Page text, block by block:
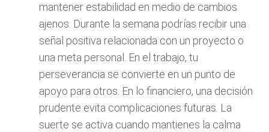
mantener estabilidad en medio de cambios
ajenos. Durante la semana podrías recibir una
señal positiva relacionada con un proyecto o
una meta personal. En el trabajo, tu
perseverancia se convierte en un punto de
apoyo para otros. En lo financiero, una decisión
prudente evita complicaciones futuras. La
suerte se activa cuando mantienes la calma